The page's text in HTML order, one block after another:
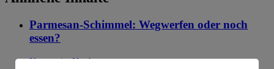
Parmesan-Schimmel: Wegwerfen oder noch
essen?
Kategorie:Kochen